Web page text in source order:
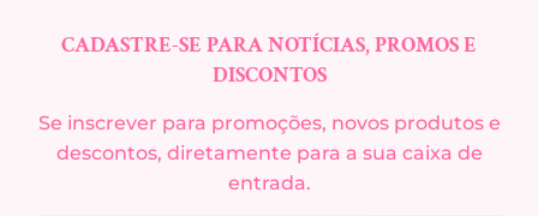
CADASTRE-SE PARA NOTÍCIAS, PROMOS E
DISCONTOS
Se inscrever para promoções, novos produtos e
descontos, diretamente para a sua caixa de
entrada.